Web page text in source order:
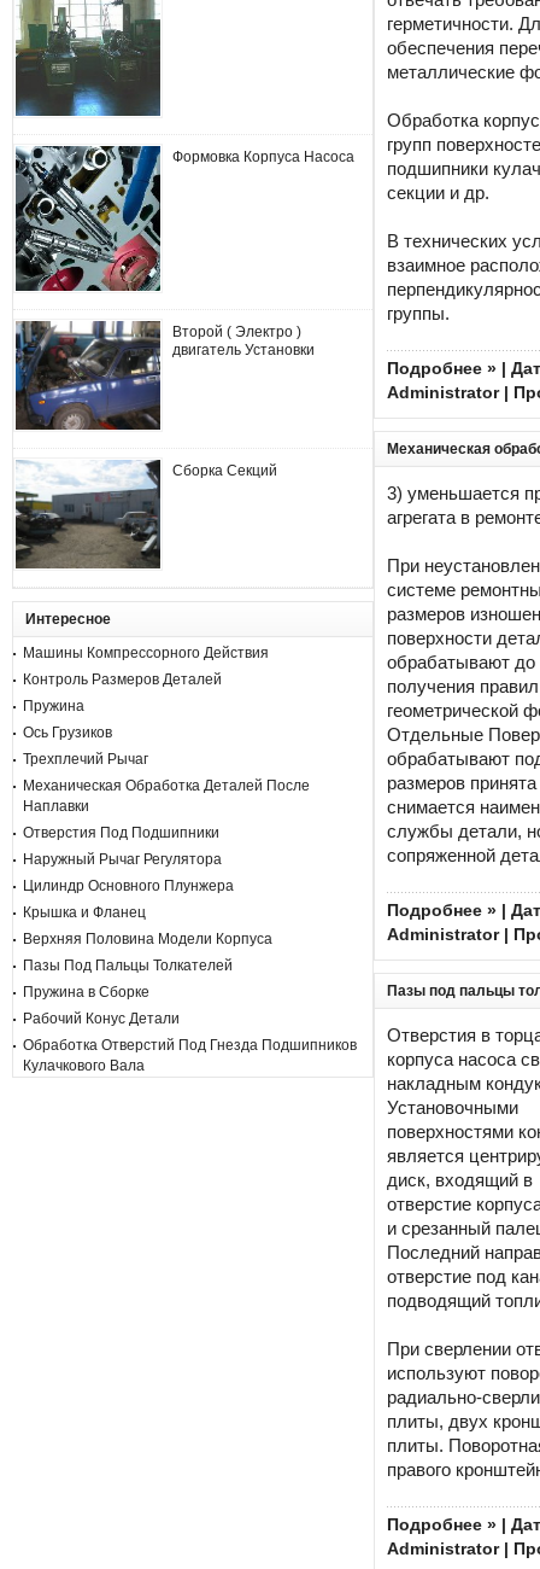
Формовка Корпуса Насоса
Второй ( Электро )
двигатель Установки
Сборка Секций
Интересное
Машины Компрессорного Действия
Контроль Размеров Деталей
Пружина
Ось Грузиков
Трехплечий Рычаг
Механическая Обработка Деталей После
Наплавки
Отверстия Под Подшипники
Наружный Рычаг Регулятора
Цилиндр Основного Плунжера
Крышка и Фланец
Верхняя Половина Модели Корпуса
Пазы Под Пальцы Толкателей
Пружина в Сборке
Рабочий Конус Детали
Обработка Отверстий Под Гнезда Подшипников
Кулачкового Вала
герметичности.
обеспечения
металлические
Обработка
групп
подшипники
секции и др.
В технических
взаимное
группы.
Подробнее » |
Administrator|
Механическая
3) уменьшается
агрегата в
При
системе
размеров
поверхности
обрабатывают до
получения
геометрической
Отдельные
обрабатывают
размеров
снимается
службы детали,
сопряженной
Подробнее » |
Administrator|
Пазы под пальцы
Отверстия в
корпуса насоса
накладным
Установочными
поверхностями
является
диск, входящий в
отверстие
и срезанный
Последний
отверстие под
подводящий
При сверлении
используют
радиально-
плиты, двух
плиты.
правого
Подробнее » |
Administrator|